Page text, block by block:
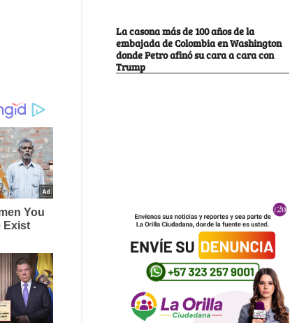
La casona más de 100 años de la
embajada de Colombia en Washington
donde Petro afinó su cara a cara con
Trump